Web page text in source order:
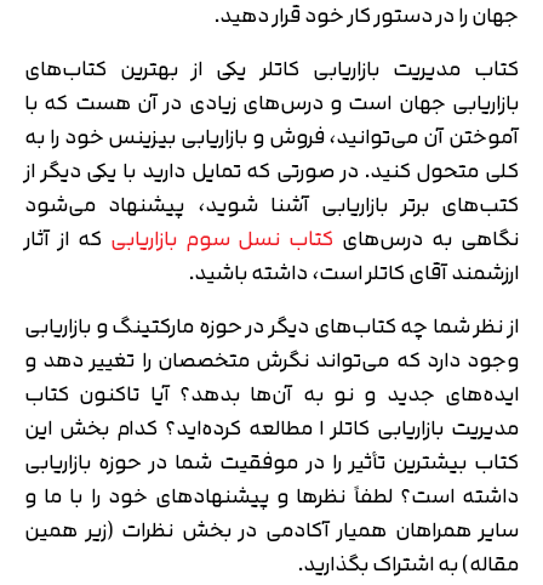
جهان را در دستور کار خود قرار دهید.
کتاب مدیریت بازاریابی کاتلر یکی از بهترین کتاب‌های
بازاریابی جهان است و درس‌های زیادی در آن هست که با
آموختن آن می‌توانید، فروش و بازاریابی بیزینس خود را به
کلی متحول کنید. در صورتی که تمایل دارید با یکی دیگر از
کتب‌های برتر بازاریابی آشنا شوید، پیشنهاد می‌شود
نگاهی به درس‌های کتاب نسل سوم بازاریابی که از آثار
ارزشمند آقای کاتلر است، داشته باشید.
از نظر شما چه کتاب‌های دیگر در حوزه مارکتینگ و بازاریابی
وجود دارد که می‌تواند نگرش متخصصان را تغییر دهد و
ایده‌های جدید و نو به آن‌ها بدهد؟ آیا تاکنون کتاب
مدیریت بازاریابی کاتلر ا مطالعه کرده‌اید؟ کدام بخش این
کتاب بیشترین تأثیر را در موفقیت شما در حوزه بازاریابی
داشته است؟ لطفاً نظرها و پیشنهادهای خود را با ما و
سایر همراهان همیار آکادمی در بخش نظرات (زیر همین
مقاله) به اشتراک بگذارید.